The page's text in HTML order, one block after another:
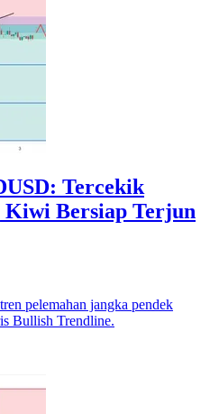
Tercekik
Kiwi Bersiap Terjun
pelemahan jangka pendek
Bullish Trendline.